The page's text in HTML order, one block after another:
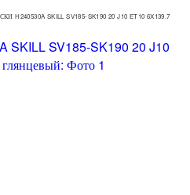
H240530A SKILL SV185-SK190 20 J10 ET10 6X139.7